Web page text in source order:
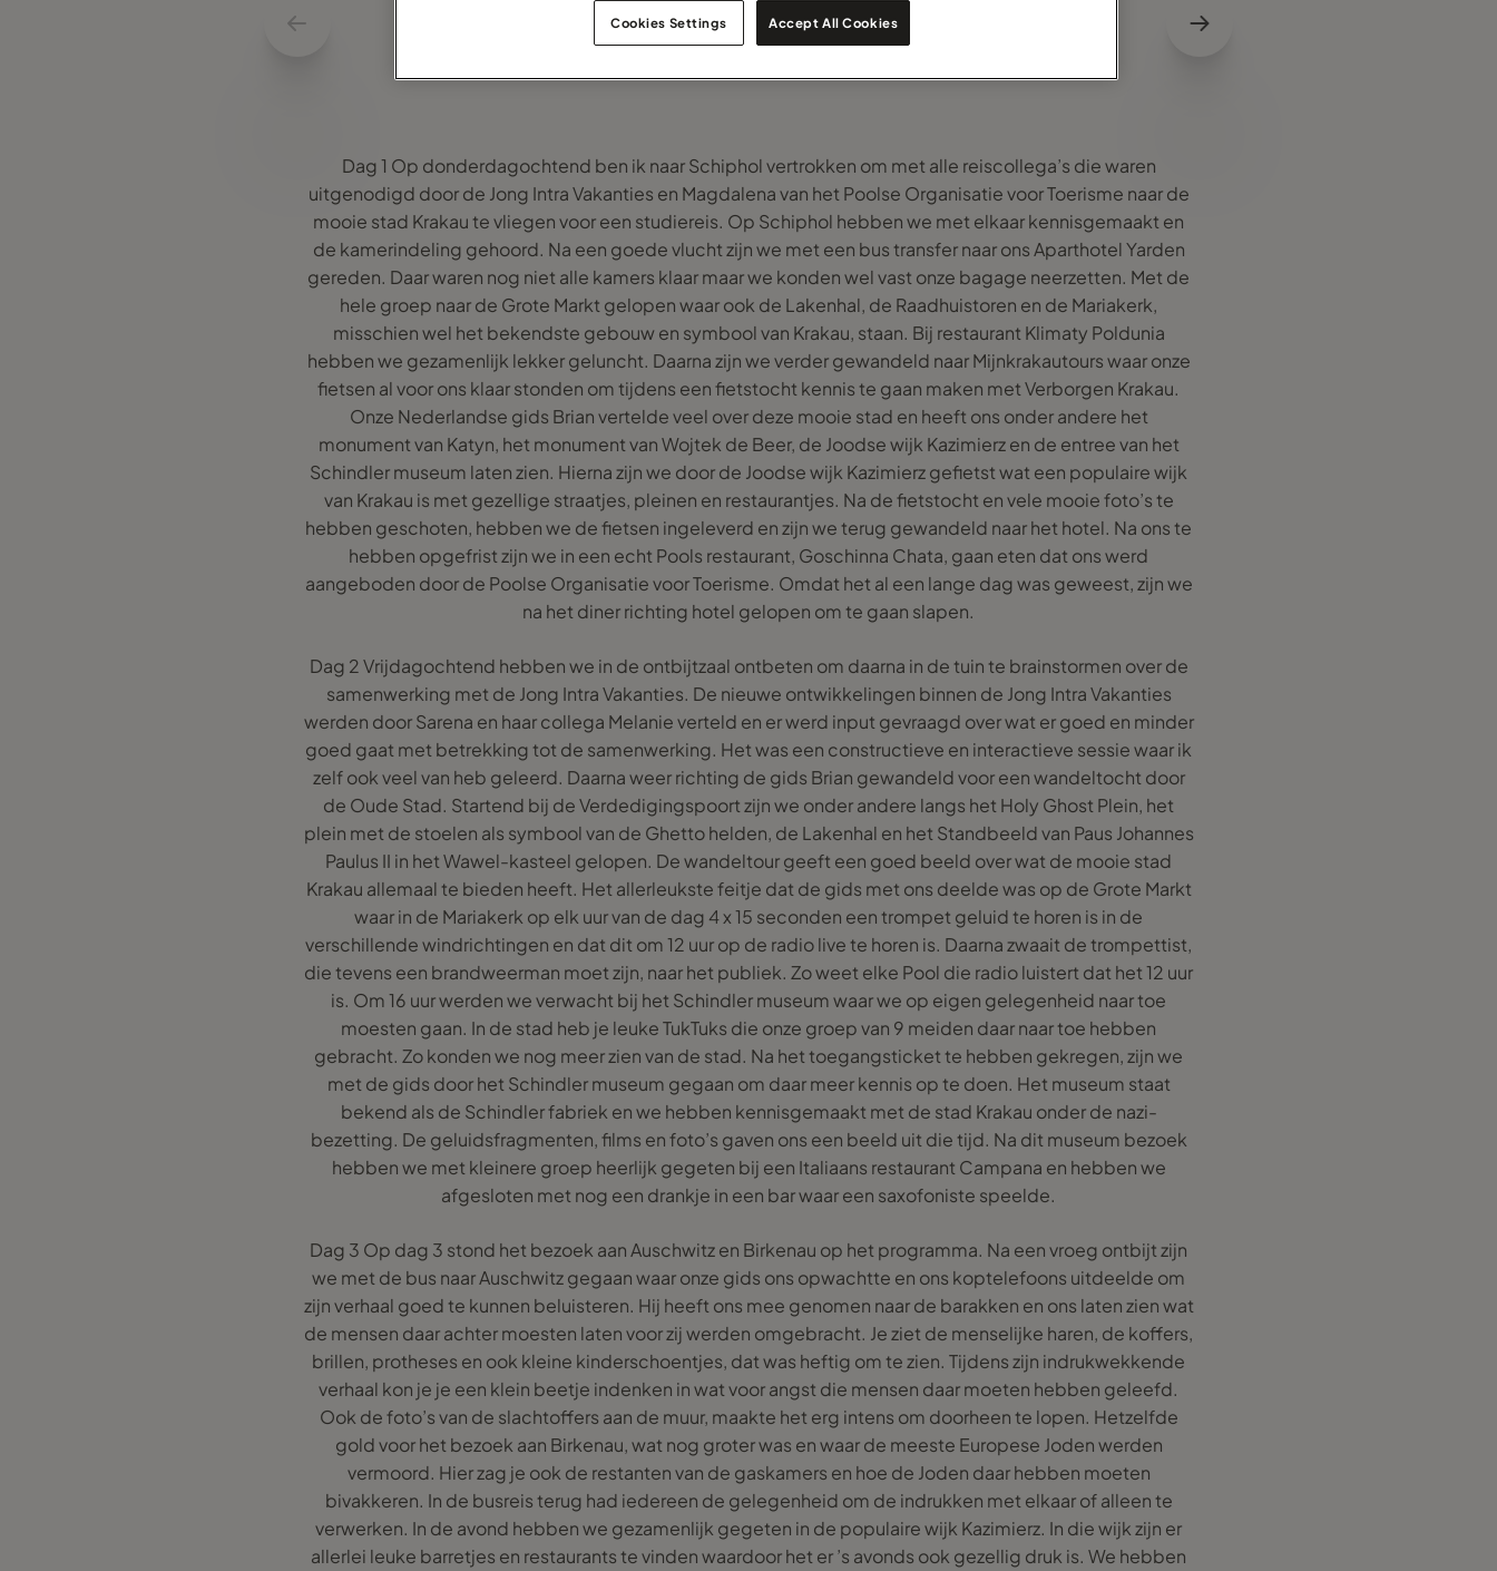
Dag 1 Op donderdagochtend ben ik naar Schiphol vertrokken om met alle reiscollega’s die waren
uitgenodigd door de Jong Intra Vakanties en Magdalena van het Poolse Organisatie voor Toerisme naar de
mooie stad Krakau te vliegen voor een studiereis. Op Schiphol hebben we met elkaar kennisgemaakt en
de kamerindeling gehoord. Na een goede vlucht zijn we met een bus transfer naar ons Aparthotel Yarden
gereden. Daar waren nog niet alle kamers klaar maar we konden wel vast onze bagage neerzetten. Met de
hele groep naar de Grote Markt gelopen waar ook de Lakenhal, de Raadhuistoren en de Mariakerk,
misschien wel het bekendste gebouw en symbool van Krakau, staan. Bij restaurant Klimaty Poldunia
hebben we gezamenlijk lekker geluncht. Daarna zijn we verder gewandeld naar Mijnkrakautours waar onze
fietsen al voor ons klaar stonden om tijdens een fietstocht kennis te gaan maken met Verborgen Krakau.
Onze Nederlandse gids Brian vertelde veel over deze mooie stad en heeft ons onder andere het
monument van Katyn, het monument van Wojtek de Beer, de Joodse wijk Kazimierz en de entree van het
Schindler museum laten zien. Hierna zijn we door de Joodse wijk Kazimierz gefietst wat een populaire wijk
van Krakau is met gezellige straatjes, pleinen en restaurantjes. Na de fietstocht en vele mooie foto’s te
hebben geschoten, hebben we de fietsen ingeleverd en zijn we terug gewandeld naar het hotel. Na ons te
hebben opgefrist zijn we in een echt Pools restaurant, Goschinna Chata, gaan eten dat ons werd
aangeboden door de Poolse Organisatie voor Toerisme. Omdat het al een lange dag was geweest, zijn we
na het diner richting hotel gelopen om te gaan slapen.
Dag 2 Vrijdagochtend hebben we in de ontbijtzaal ontbeten om daarna in de tuin te brainstormen over de
samenwerking met de Jong Intra Vakanties. De nieuwe ontwikkelingen binnen de Jong Intra Vakanties
werden door Sarena en haar collega Melanie verteld en er werd input gevraagd over wat er goed en minder
goed gaat met betrekking tot de samenwerking. Het was een constructieve en interactieve sessie waar ik
zelf ook veel van heb geleerd. Daarna weer richting de gids Brian gewandeld voor een wandeltocht door
de Oude Stad. Startend bij de Verdedigingspoort zijn we onder andere langs het Holy Ghost Plein, het
plein met de stoelen als symbool van de Ghetto helden, de Lakenhal en het Standbeeld van Paus Johannes
Paulus II in het Wawel-kasteel gelopen. De wandeltour geeft een goed beeld over wat de mooie stad
Krakau allemaal te bieden heeft. Het allerleukste feitje dat de gids met ons deelde was op de Grote Markt
waar in de Mariakerk op elk uur van de dag 4 x 15 seconden een trompet geluid te horen is in de
verschillende windrichtingen en dat dit om 12 uur op de radio live te horen is. Daarna zwaait de trompettist,
die tevens een brandweerman moet zijn, naar het publiek. Zo weet elke Pool die radio luistert dat het 12 uur
is. Om 16 uur werden we verwacht bij het Schindler museum waar we op eigen gelegenheid naar toe
moesten gaan. In de stad heb je leuke TukTuks die onze groep van 9 meiden daar naar toe hebben
gebracht. Zo konden we nog meer zien van de stad. Na het toegangsticket te hebben gekregen, zijn we
met de gids door het Schindler museum gegaan om daar meer kennis op te doen. Het museum staat
bekend als de Schindler fabriek en we hebben kennisgemaakt met de stad Krakau onder de nazi-
bezetting. De geluidsfragmenten, films en foto’s gaven ons een beeld uit die tijd. Na dit museum bezoek
hebben we met kleinere groep heerlijk gegeten bij een Italiaans restaurant Campana en hebben we
afgesloten met nog een drankje in een bar waar een saxofoniste speelde.
Dag 3 Op dag 3 stond het bezoek aan Auschwitz en Birkenau op het programma. Na een vroeg ontbijt zijn
we met de bus naar Auschwitz gegaan waar onze gids ons opwachtte en ons koptelefoons uitdeelde om
zijn verhaal goed te kunnen beluisteren. Hij heeft ons mee genomen naar de barakken en ons laten zien wat
de mensen daar achter moesten laten voor zij werden omgebracht. Je ziet de menselijke haren, de koffers,
brillen, protheses en ook kleine kinderschoentjes, dat was heftig om te zien. Tijdens zijn indrukwekkende
verhaal kon je je een klein beetje indenken in wat voor angst die mensen daar moeten hebben geleefd.
Ook de foto’s van de slachtoffers aan de muur, maakte het erg intens om doorheen te lopen. Hetzelfde
gold voor het bezoek aan Birkenau, wat nog groter was en waar de meeste Europese Joden werden
vermoord. Hier zag je ook de restanten van de gaskamers en hoe de Joden daar hebben moeten
bivakkeren. In de busreis terug had iedereen de gelegenheid om de indrukken met elkaar of alleen te
verwerken. In de avond hebben we gezamenlijk gegeten in de populaire wijk Kazimierz. In die wijk zijn er
allerlei leuke barretjes en restaurants te vinden waardoor het er ’s avonds ook gezellig druk is. We hebben
Cookies Settings Accept All Cookies